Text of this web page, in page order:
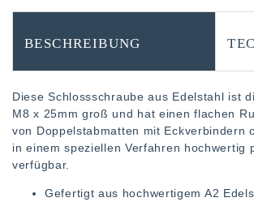
BESCHREIBUNG
Diese Schlossschraube aus Edelstahl ist
M8 x 25mm groß und hat einen flachen
von Doppelstabmatten mit Eckverbindern
in einem speziellen Verfahren hochwertig
verfügbar.
Gefertigt aus hochwertigem A2